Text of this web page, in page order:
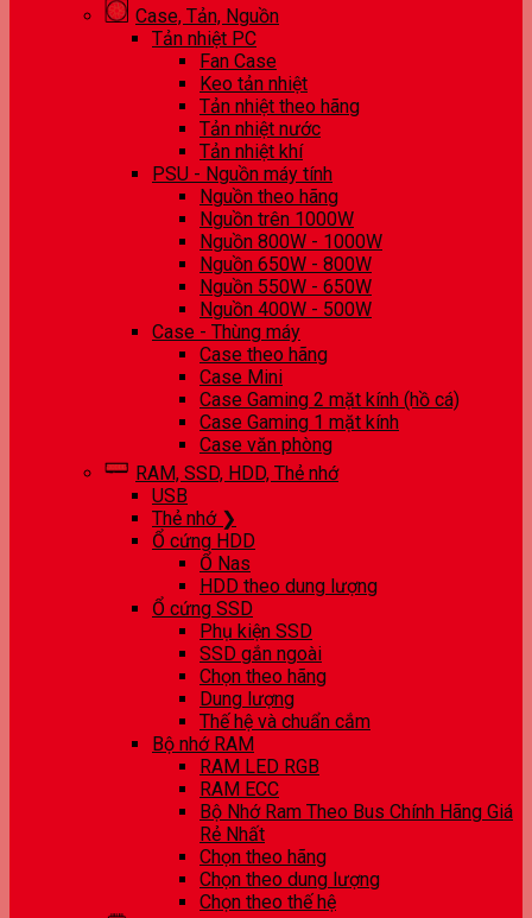
Case, Tản, Nguồn
Tản nhiệt PC
Fan Case
Keo tản nhiệt
Tản nhiệt theo hãng
Tản nhiệt nước
Tản nhiệt khí
PSU - Nguồn máy tính
Nguồn theo hãng
Nguồn trên 1000W
Nguồn 800W - 1000W
Nguồn 650W - 800W
Nguồn 550W - 650W
Nguồn 400W - 500W
Case - Thùng máy
Case theo hãng
Case Mini
Case Gaming 2 mặt kính (hồ cá)
Case Gaming 1 mặt kính
Case văn phòng
RAM, SSD, HDD, Thẻ nhớ
USB
Thẻ nhớ ❯
Ổ cứng HDD
Ổ Nas
HDD theo dung lượng
Ổ cứng SSD
Phụ kiện SSD
SSD gắn ngoài
Chọn theo hãng
Dung lượng
Thế hệ và chuẩn cắm
Bộ nhớ RAM
RAM LED RGB
RAM ECC
Bộ Nhớ Ram Theo Bus Chính Hãng Giá
Rẻ Nhất
Chọn theo hãng
Chọn theo dung lượng
Chọn theo thế hệ